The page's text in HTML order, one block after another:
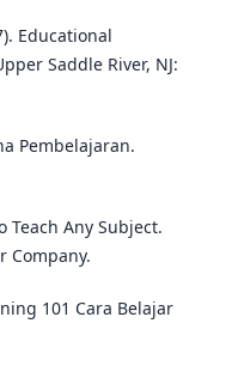
Educational
Saddle River, NJ:
Pembelajaran.
Teach Any Subject.
Company.
101 Cara Belajar